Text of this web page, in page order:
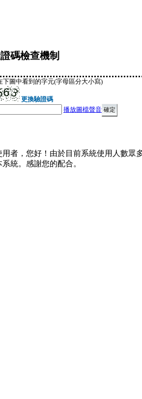
碼檢查機制
下圖中看到的字元(字母區分大小寫)
更換驗證碼
播放圖檔聲音
用者，您好！由於目前系統使用人數眾
統。感謝您的配合。